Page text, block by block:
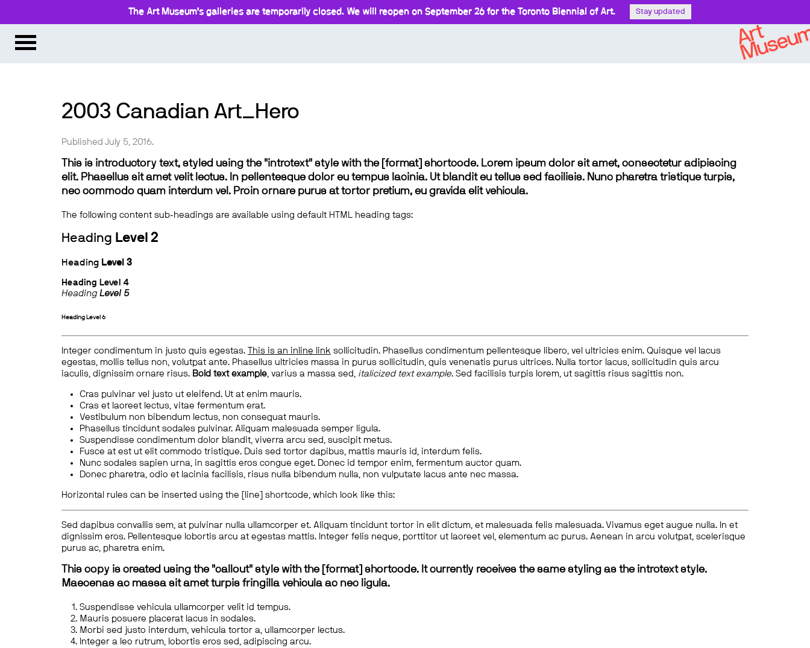
The Art Museum’s galleries are temporarily closed. We will reopen on September 26 for the Toronto Biennial of Art. Stay updated
2003 Canadian Art_Hero
Published July 5, 2016.
This is introductory text, styled using the "introtext" style with the [format] shortcode. Lorem ipsum dolor sit amet, consectetur adipiscing
elit. Phasellus sit amet velit lectus. In pellentesque dolor eu tempus lacinia. Ut blandit eu tellus sed facilisis. Nunc pharetra tristique turpis,
nec commodo quam interdum vel. Proin ornare purus at tortor pretium, eu gravida elit vehicula.
The following content sub-headings are available using default HTML heading tags:
Heading Level 2
Heading Level 3
Heading Level 4
Heading Level 5
Heading Level 6
Integer condimentum in justo quis egestas. This is an inline link sollicitudin. Phasellus condimentum pellentesque libero, vel ultricies enim. Quisque vel lacus
egestas, mollis tellus non, volutpat ante. Phasellus ultricies massa in purus sollicitudin, quis venenatis purus ultrices. Nulla tortor lacus, sollicitudin quis arcu
iaculis, dignissim ornare risus. Bold text example, varius a massa sed, italicized text example. Sed facilisis turpis lorem, ut sagittis risus sagittis non.
Cras pulvinar vel justo ut eleifend. Ut at enim mauris.
Cras et laoreet lectus, vitae fermentum erat.
Vestibulum non bibendum lectus, non consequat mauris.
Phasellus tincidunt sodales pulvinar. Aliquam malesuada semper ligula.
Suspendisse condimentum dolor blandit, viverra arcu sed, suscipit metus.
Fusce at est ut elit commodo tristique. Duis sed tortor dapibus, mattis mauris id, interdum felis.
Nunc sodales sapien urna, in sagittis eros congue eget. Donec id tempor enim, fermentum auctor quam.
Donec pharetra, odio et lacinia facilisis, risus nulla bibendum nulla, non vulputate lacus ante nec massa.
Horizontal rules can be inserted using the [line] shortcode, which look like this:
Sed dapibus convallis sem, at pulvinar nulla ullamcorper et. Aliquam tincidunt tortor in elit dictum, et malesuada felis malesuada. Vivamus eget augue nulla. In et
dignissim eros. Pellentesque lobortis arcu at egestas mattis. Integer felis neque, porttitor ut laoreet vel, elementum ac purus. Aenean in arcu volutpat, scelerisque
purus ac, pharetra enim.
This copy is created using the "callout" style with the [format] shortcode. It currently receives the same styling as the introtext style.
Maecenas ac massa sit amet turpis fringilla vehicula ac nec ligula.
Suspendisse vehicula ullamcorper velit id tempus.
Mauris posuere placerat lacus in sodales.
Morbi sed justo interdum, vehicula tortor a, ullamcorper lectus.
Integer a leo rutrum, lobortis eros sed, adipiscing arcu.